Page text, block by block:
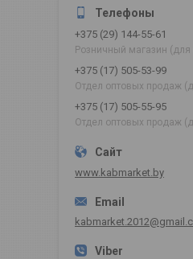
+375 (29) 144-55-61
Розничный магазин (для
+375 (17) 505-53-99
Отдел оптовых продаж
+375 (17) 505-55-95
Отдел оптовых продаж
www.kabmarket.by